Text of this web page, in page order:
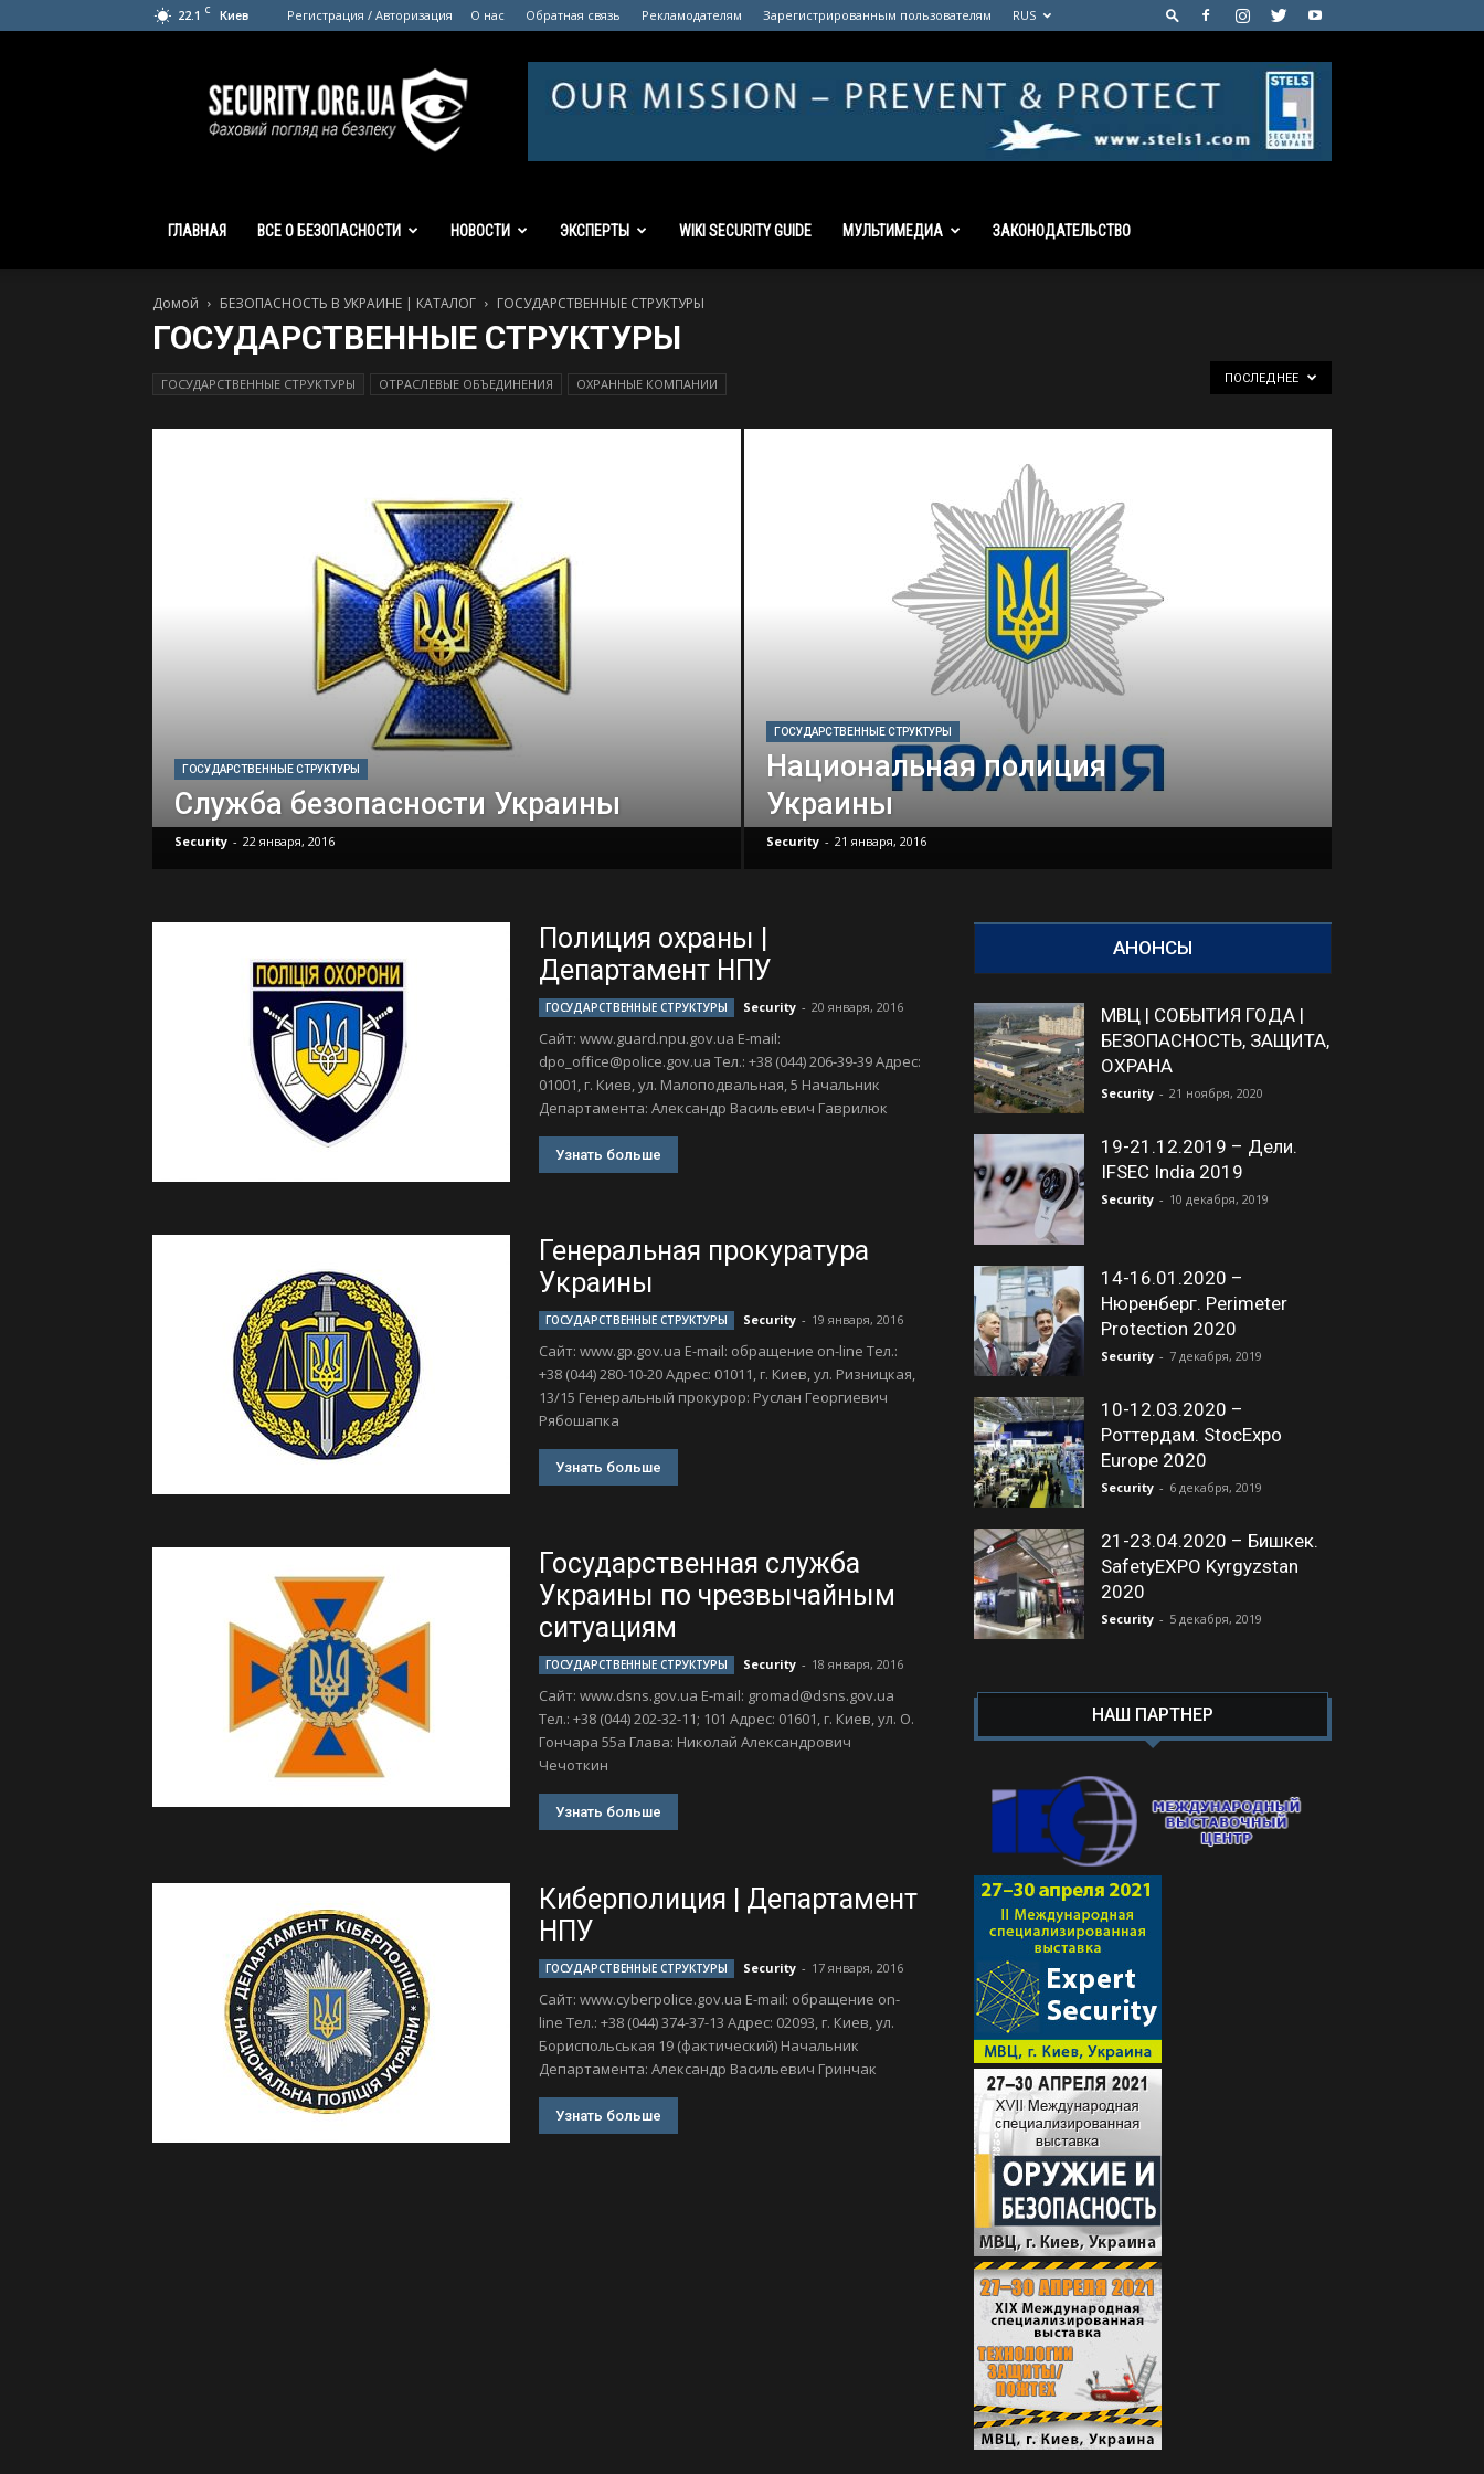
22.1 C Киев Регистрация / Авторизация О нас Обратная связь Рекламодателям Зарегистрированным пользователям RUS
SECURITY.org.ua
ГЛАВНАЯ ВСЕ О БЕЗОПАСНОСТИ НОВОСТИ ЭКСПЕРТЫ WIKI SECURITY GUIDE МУЛЬТИМЕДИА ЗАКОНОДАТЕЛЬСТВО
Домой БЕЗОПАСНОСТЬ В УКРАИНЕ | КАТАЛОГ ГОСУДАРСТВЕННЫЕ СТРУКТУРЫ
ГОСУДАРСТВЕННЫЕ СТРУКТУРЫ
ГОСУДАРСТВЕННЫЕ СТРУКТУРЫ ОТРАСЛЕВЫЕ ОБЪЕДИНЕНИЯ ОХРАННЫЕ КОМПАНИИ ПОСЛЕДНЕЕ
ГОСУДАРСТВЕННЫЕ СТРУКТУРЫ
Служба безопасности Украины
Security - 22 января, 2016
ГОСУДАРСТВЕННЫЕ СТРУКТУРЫ
Национальная полиция
Украины
Security - 21 января, 2016
Полиция охраны |
Департамент НПУ
ГОСУДАРСТВЕННЫЕ СТРУКТУРЫ Security - 20 января, 2016
Сайт: www.guard.npu.gov.ua Е-mail:
dpo_office@police.gov.ua Тел.: +38 (044) 206-39-39 Адрес:
01001, г. Киев, ул. Малоподвальная, 5 Начальник
Департамента: Александр Васильевич Гаврилюк
Узнать больше
Генеральная прокуратура
Украины
ГОСУДАРСТВЕННЫЕ СТРУКТУРЫ Security - 19 января, 2016
Сайт: www.gp.gov.ua Е-mail: обращение оn-line Тел.:
+38 (044) 280-10-20 Адрес: 01011, г. Киев, ул. Ризницкая,
13/15 Генеральный прокурор: Руслан Георгиевич
Рябошапка
Узнать больше
Государственная служба
Украины по чрезвычайным
ситуациям
ГОСУДАРСТВЕННЫЕ СТРУКТУРЫ Security - 18 января, 2016
Сайт: www.dsns.gov.ua Е-mail: gromad@dsns.gov.ua
Тел.: +38 (044) 202-32-11; 101 Адрес: 01601, г. Киев, ул. О.
Гончара 55а Глава: Николай Александрович
Чечоткин
Узнать больше
Киберполиция | Департамент
НПУ
ГОСУДАРСТВЕННЫЕ СТРУКТУРЫ Security - 17 января, 2016
Сайт: www.cyberpolice.gov.ua Е-mail: обращение on-
line Тел.: +38 (044) 374-37-13 Адрес: 02093, г. Киев, ул.
Бориспольськая 19 (фактический) Начальник
Департамента: Александр Васильевич Гринчак
Узнать больше
АНОНСЫ
МВЦ | СОБЫТИЯ ГОДА |
БЕЗОПАСНОСТЬ, ЗАЩИТА,
ОХРАНА
Security - 21 ноября, 2020
19-21.12.2019 – Дели.
IFSEC India 2019
Security - 10 декабря, 2019
14-16.01.2020 –
Нюренберг. Perimeter
Protection 2020
Security - 7 декабря, 2019
10-12.03.2020 –
Роттердам. StocExpo
Europe 2020
Security - 6 декабря, 2019
21-23.04.2020 – Бишкек.
SafetyEXPO Kyrgyzstan
2020
Security - 5 декабря, 2019
НАШ ПАРТНЕР